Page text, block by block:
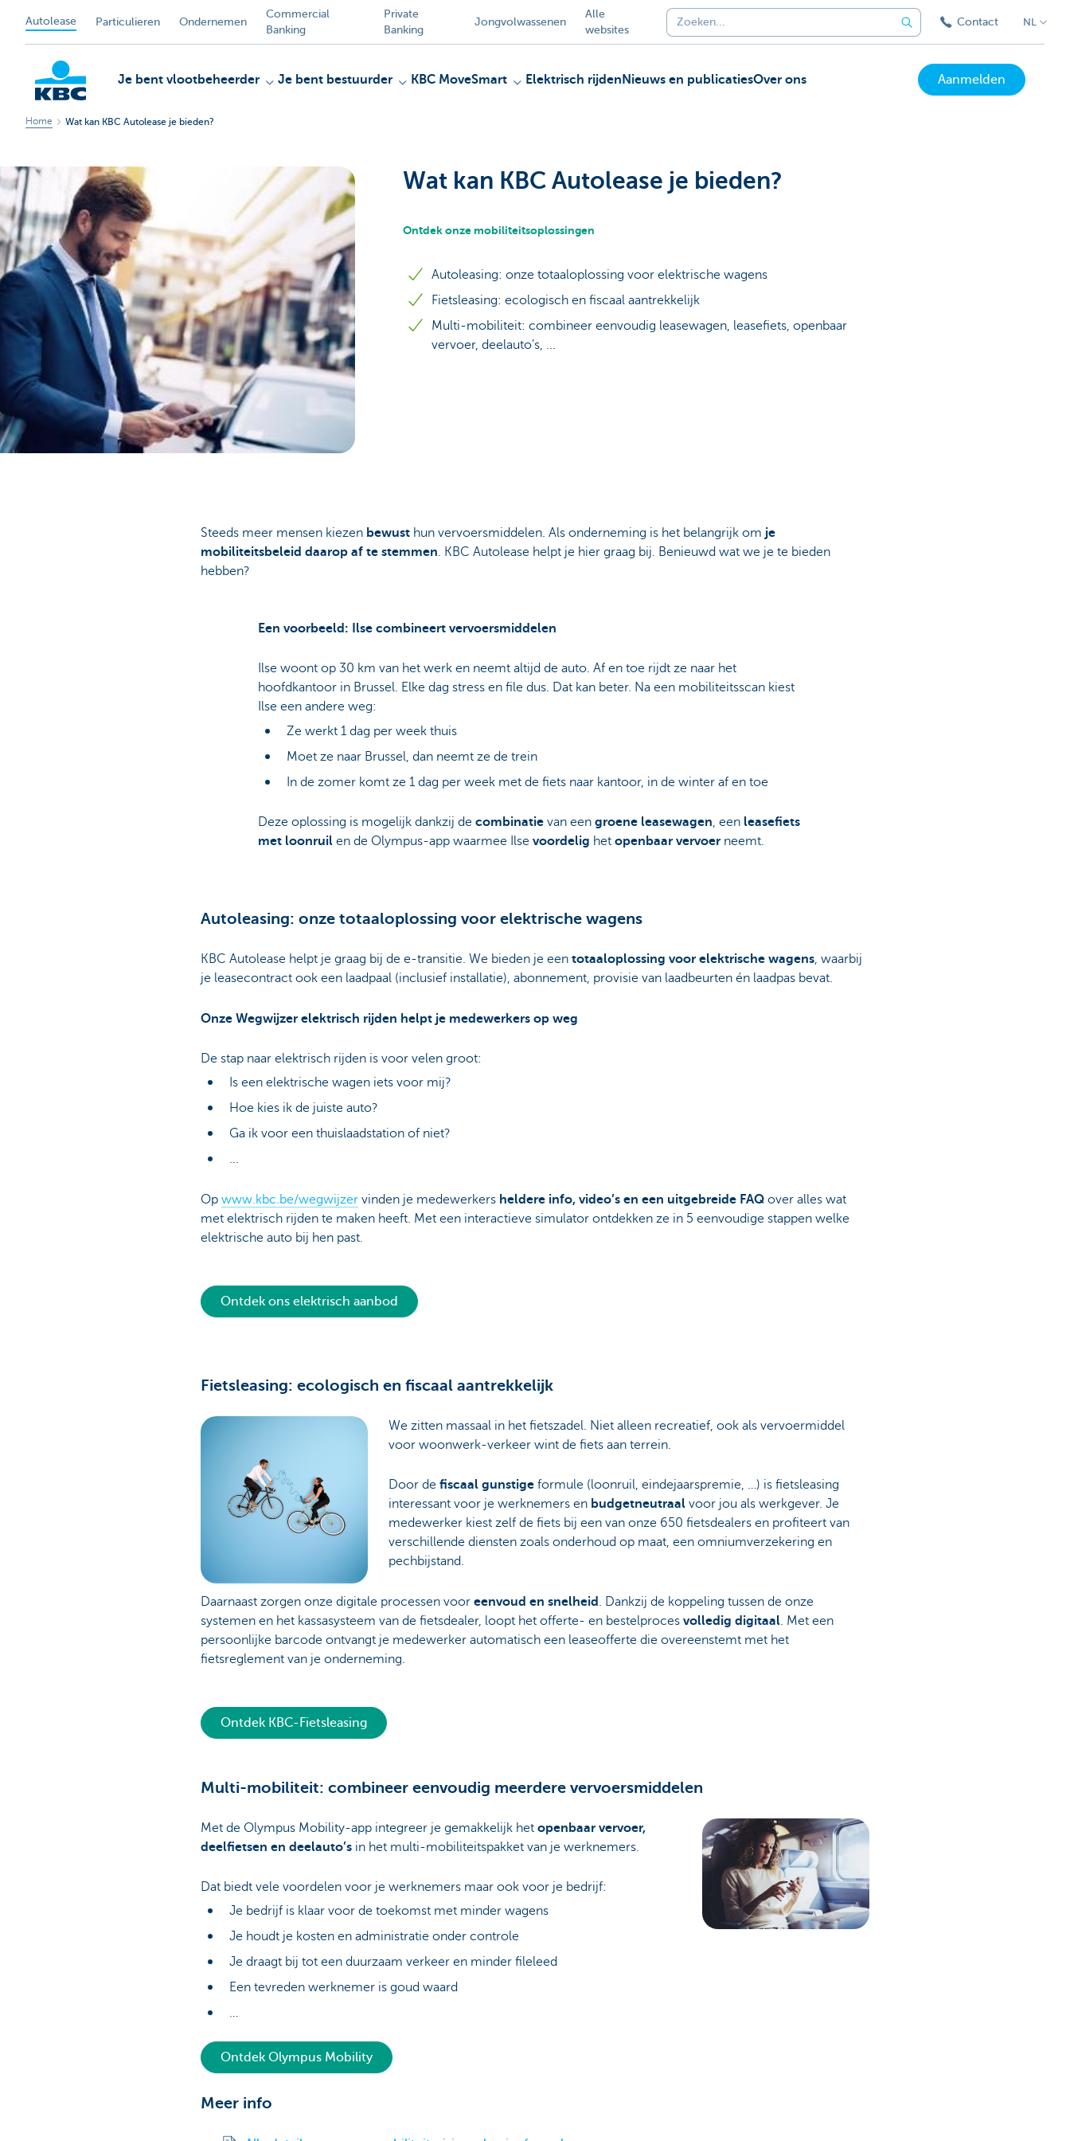
Autolease Particulieren Ondernemen
Commercial
Banking
Private
Banking
Jongvolwassenen
Alle
websites
Contact NL
KBC
Corporate
Je bent vlootbeheerder Je bent bestuurder KBC MoveSmart Elektrisch rijden Nieuws en publicatiesOver ons Aanmelden
Home Wat kan KBC Autolease je bieden?
Wat kan KBC Autolease je bieden?
Ontdek onze mobiliteitsoplossingen
Autoleasing: onze totaaloplossing voor elektrische wagens
Fietsleasing: ecologisch en fiscaal aantrekkelijk
Multi-mobiliteit: combineer eenvoudig leasewagen, leasefiets, openbaar
vervoer, deelauto’s, ...
Steeds meer mensen kiezen bewust hun vervoersmiddelen. Als onderneming is het belangrijk om je
mobiliteitsbeleid daarop af te stemmen. KBC Autolease helpt je hier graag bij. Benieuwd wat we je te bieden
hebben?
Een voorbeeld: Ilse combineert vervoersmiddelen
Ilse woont op 30 km van het werk en neemt altijd de auto. Af en toe rijdt ze naar het
hoofdkantoor in Brussel. Elke dag stress en file dus. Dat kan beter. Na een mobiliteitsscan kiest
Ilse een andere weg:
Ze werkt 1 dag per week thuis
Moet ze naar Brussel, dan neemt ze de trein
In de zomer komt ze 1 dag per week met de fiets naar kantoor, in de winter af en toe
Deze oplossing is mogelijk dankzij de combinatie van een groene leasewagen, een leasefiets
met loonruilen de Olympus-app waarmee Ilse voordelig het openbaar vervoerneemt.
Autoleasing: onze totaaloplossing voor elektrische wagens
KBC Autolease helpt je graag bij de e-transitie. We bieden je een totaaloplossing voor elektrische wagens, waarbij
je leasecontract ook een laadpaal (inclusief installatie), abonnement, provisie van laadbeurten én laadpas bevat.
Onze Wegwijzer elektrisch rijden helpt je medewerkers op weg
De stap naar elektrisch rijden is voor velen groot:
Is een elektrische wagen iets voor mij?
Hoe kies ik de juiste auto?
Ga ik voor een thuislaadstation of niet?
...
Op www.kbc.be/wegwijzer vinden je medewerkers heldere info, video’s en een uitgebreide FAQ over alles wat
met elektrisch rijden te maken heeft. Met een interactieve simulator ontdekken ze in 5 eenvoudige stappen welke
elektrische auto bij hen past.
Ontdek ons elektrisch aanbod
Fietsleasing: ecologisch en fiscaal aantrekkelijk
We zitten massaal in het fietszadel. Niet alleen recreatief, ook als vervoermiddel
voor woonwerk-verkeer wint de fiets aan terrein.
Door defiscaal gunstige formule (loonruil, eindejaarspremie, …) is fietsleasing
interessant voor je werknemers en budgetneutraalvoor jou als werkgever. Je
medewerker kiest zelf de fiets bij een van onze 650 fietsdealers en profiteert van
verschillende diensten zoals onderhoud op maat, een omniumverzekering en
pechbijstand.
Daarnaast zorgen onze digitale processen voor eenvoud en snelheid
. Dankzij de koppeling tussen de onze
systemen en het kassasysteem van de fietsdealer, loopt het offerte- en bestelproces volledig digitaal . Met een
persoonlijke barcode ontvangt je medewerker automatisch een leaseofferte die overeenstemt met het
fietsreglement van je onderneming.
Ontdek KBC-Fietsleasing
Multi-mobiliteit: combineer eenvoudig meerdere vervoersmiddelen
Met de Olympus Mobility-app integreer je gemakkelijk het openbaar vervoer,
deelfietsen en deelauto’s in het multi-mobiliteitspakket van je werknemers.
Dat biedt vele voordelen voor je werknemers maar ook voor je bedrijf:
Je bedrijf is klaar voor de toekomst met minder wagens
Je houdt je kosten en administratie onder controle
Je draagt bij tot een duurzaam verkeer en minder fileleed
Een tevreden werknemer is goud waard
…
Ontdek Olympus Mobility
Meer info